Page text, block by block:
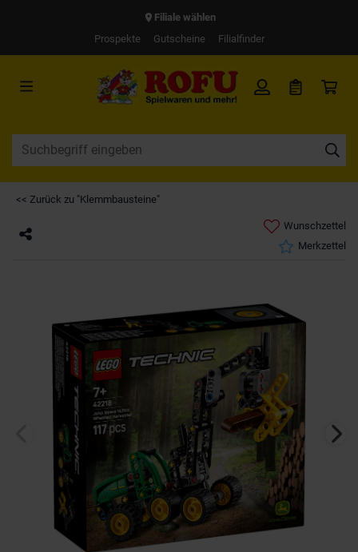
Filiale wählen
Prospekte
Gutscheine Filialfinder
<< Zurück zu "Klemmbausteine"
Wunschzettel
Merkzettel